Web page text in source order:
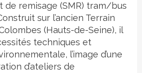
de remisage (SMR) tram/bus
sur l’ancien Terrain
(Hauts-de-Seine), il
techniques et
l’image d’une
d’ateliers de